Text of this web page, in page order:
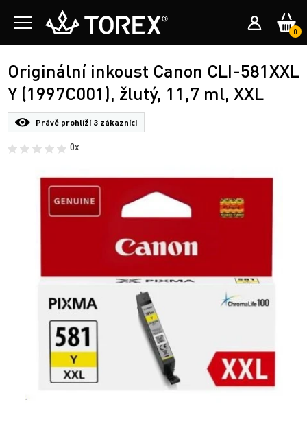
0
Originální inkoust Canon CLI-581XXL
Y (1997C001), žlutý, 11,7 ml, XXL
Právě prohlíží 3 zákazníci
0x